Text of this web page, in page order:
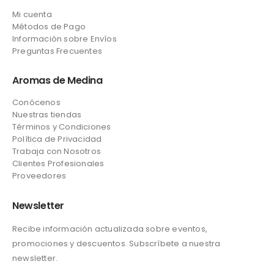
Mi cuenta
Métodos de Pago
Información sobre Envíos
Preguntas Frecuentes
Aromas de Medina
Conócenos
Nuestras tiendas
Términos y Condiciones
Política de Privacidad
Trabaja con Nosotros
Clientes Profesionales
Proveedores
Newsletter
Recibe información actualizada sobre eventos,
promociones y descuentos. Subscríbete a nuestra
newsletter.